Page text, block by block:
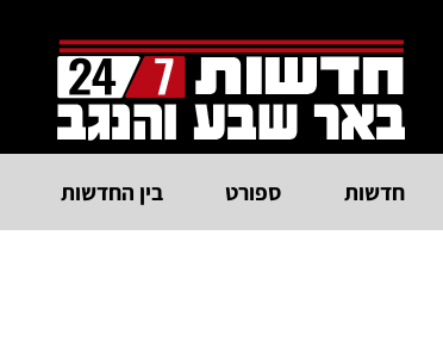
חדשות ספורט בין החדשות